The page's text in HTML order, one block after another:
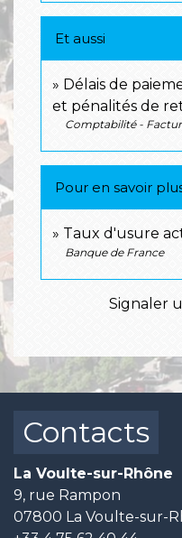
Et aussi
Délais de
et pénalités de
Comptabilité -
Pour en savoir
Taux d'usure
Banque de France
Signaler
Contacts
La Voulte-sur-Rhône
9, rue Rampon
07800 La Voulte-sur-